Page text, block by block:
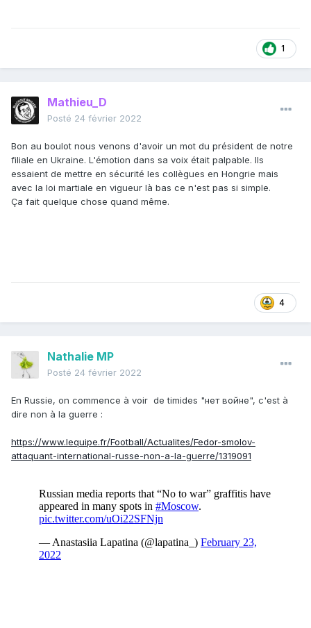
1
Mathieu_D
Posté 24 février 2022
Bon au boulot nous venons d'avoir un mot du président de notre
filiale en Ukraine. L'émotion dans sa voix était palpable. Ils
essaient de mettre en sécurité les collègues en Hongrie mais
avec la loi martiale en vigueur là bas ce n'est pas si simple.
Ça fait quelque chose quand même.
4
Nathalie MP
Posté 24 février 2022
En Russie, on commence à voir de timides "нет войне", c'est à
dire non à la guerre :
https://www.lequipe.fr/Football/Actualites/Fedor-smolov-
attaquant-international-russe-non-a-la-guerre/1319091